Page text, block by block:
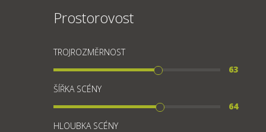
Prostorovost
TROJROZMĚRNOST
63
ŠÍŘKA SCÉNY
64
HLOUBKA SCÉNY